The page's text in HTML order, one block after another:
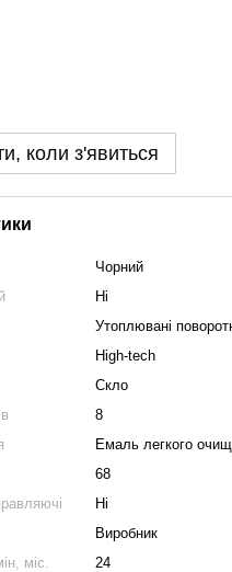
коли з'явиться
Чорний
Ні
Утоплювані
High-tech
Скло
8
Емаль легкого
68
Ні
Виробник
міс.
24